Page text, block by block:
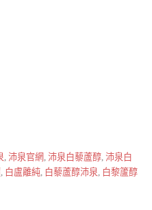
, 沛泉官網 , 沛泉白藜蘆醇, 沛泉白
, 白盧離純, 白藜蘆醇沛泉, 白黎籚醇